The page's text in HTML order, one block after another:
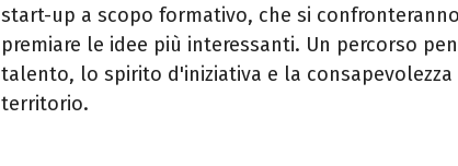
start-up a scopo formativo, che si
premiare le idee più interessanti. Un percorso
talento, lo spirito d'iniziativa e la
territorio.